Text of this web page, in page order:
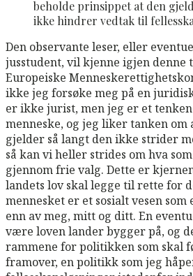
beholde prinsippet at den
ikke hindrer vedtak til
Den observante leser, eller
jusstudent, vil kjenne igjen denne
Europeiske
ikke jeg forsøke meg på en
er ikke jurist, men jeg er et
menneske, og jeg liker tanken om
gjelder så langt den ikke strider
så kan vi heller strides om hva
gjennom frie valg. Dette er
landets lov skal legge til rette for
mennesket er et sosialt vesen som
enn av meg, mitt og ditt. En
være loven lander bygger på, og
rammene for politikken som skal
framover, en politikk som jeg